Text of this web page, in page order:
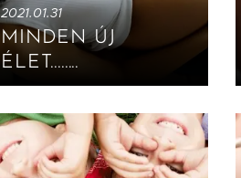
2021.01.31
MINDEN ÚJ
ÉLET........